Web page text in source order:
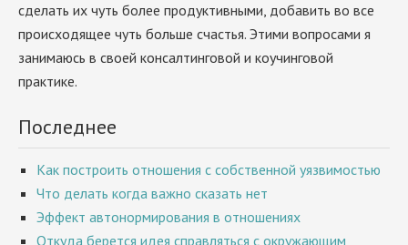
сделать их чуть более продуктивными, добавить во все
происходящее чуть больше счастья. Этими вопросами я
занимаюсь в своей консалтинговой и коучинговой
практике.
Последнее
Как построить отношения с собственной уязвимостью
Что делать когда важно сказать нет
Эффект автонормирования в отношениях
Откуда берется идея справляться с окружающим